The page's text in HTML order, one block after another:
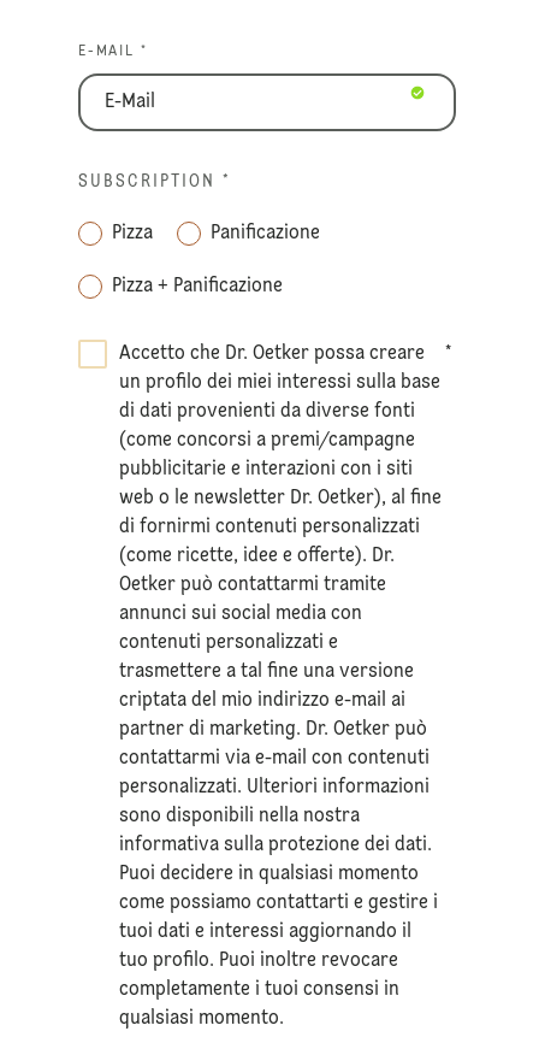
E-MAIL *
SUBSCRIPTION *
Pizza Panificazione
Pizza + Panificazione
Accetto che Dr. Oetker possa creare
un profilo dei miei interessi sulla base
di dati provenienti da diverse fonti
(come concorsi a premi/campagne
pubblicitarie e interazioni con i siti
web o le newsletter Dr. Oetker), al fine
di fornirmi contenuti personalizzati
(come ricette, idee e offerte). Dr.
Oetker può contattarmi tramite
annunci sui social media con
contenuti personalizzati e
trasmettere a tal fine una versione
criptata del mio indirizzo e-mail ai
partner di marketing. Dr. Oetker può
contattarmi via e-mail con contenuti
personalizzati. Ulteriori informazioni
sono disponibili nella nostra
informativa sullaprotezione dei dati.
Puoi decidere in qualsiasi momento
come possiamo contattarti e gestire i
tuoi dati e interessi aggiornando il
tuo profilo. Puoi inoltre revocare
completamente i tuoi consensi in
qualsiasi momento.
*